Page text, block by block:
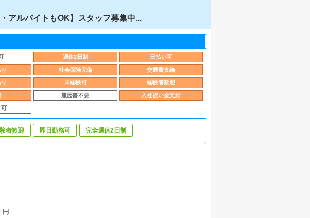
アルバイトもOK】スタッフ募集中...
週休2日制 日払い可
社会保険完備 交通費支給
未経験可 経験者歓迎
履歴書不要 入社祝い金支給
可
者歓迎 即日勤務可 完全週休2日制
円